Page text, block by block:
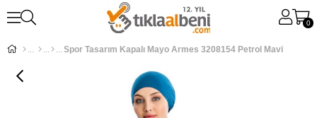
0
Spor Tasarım Kapalı Mayo Armes 3208154 Petrol Mavi